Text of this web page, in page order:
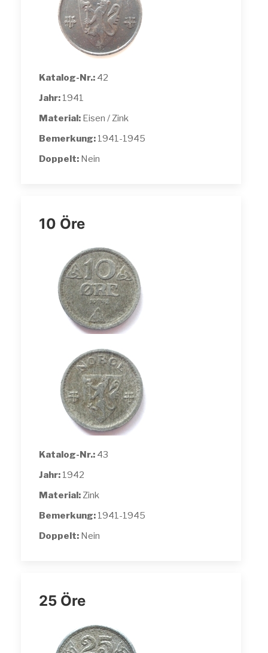
Katalog-Nr.: 42
Jahr: 1941
Material: Eisen / Zink
Bemerkung: 1941-1945
Doppelt: Nein
10 Öre
Katalog-Nr.: 43
Jahr: 1942
Material:Zink
Bemerkung: 1941-1945
Doppelt: Nein
25 Öre